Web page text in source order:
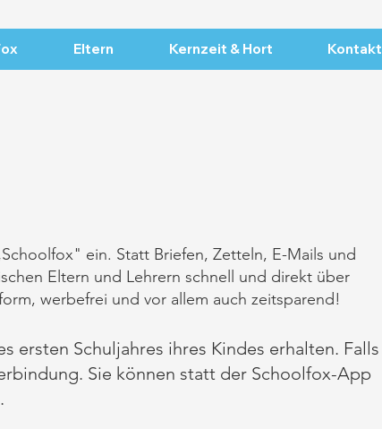
Eltern Kernzeit & Hort Kontakt
ein. Statt Briefen, Zetteln, E-Mails und
Eltern und Lehrern schnell und direkt über
werbefrei und vor allem auch zeitsparend!
ersten Schuljahres ihres Kindes erhalten. Falls
Sie können statt der Schoolfox-App